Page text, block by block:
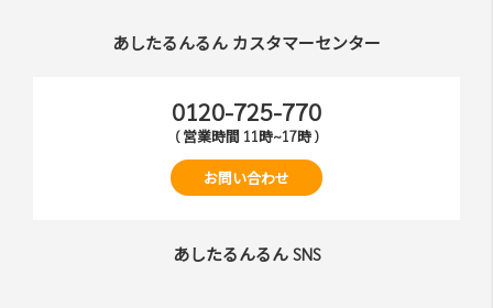
あしたるんるん カスタマーセンター
0120-725-770
( 営業時間 11時~17時 )
お問い合わせ
あしたるんるん SNS